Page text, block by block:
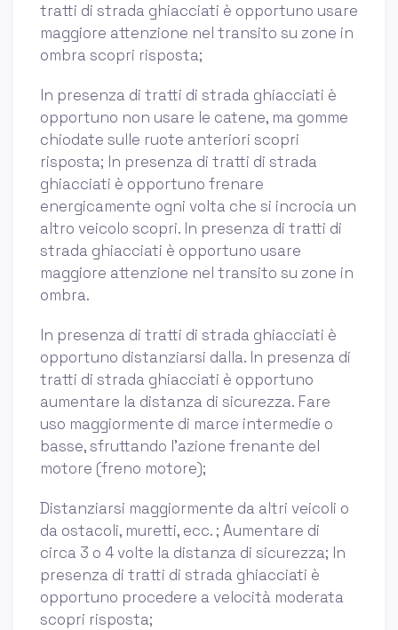
tratti di strada ghiacciati è opportuno usare
maggiore attenzione nel transito su zone in
ombra scopri risposta;
In presenza di tratti di strada ghiacciati è
opportuno non usare le catene, ma gomme
chiodate sulle ruote anteriori scopri
risposta; In presenza di tratti di strada
ghiacciati è opportuno frenare
energicamente ogni volta che si incrocia un
altro veicolo scopri. In presenza di tratti di
strada ghiacciati è opportuno usare
maggiore attenzione nel transito su zone in
ombra.
In presenza di tratti di strada ghiacciati è
opportuno distanziarsi dalla. In presenza di
tratti di strada ghiacciati è opportuno
aumentare la distanza di sicurezza. Fare
uso maggiormente di marce intermedie o
basse, sfruttando l'azione frenante del
motore (freno motore);
Distanziarsi maggiormente da altri veicoli o
da ostacoli, muretti, ecc. ; Aumentare di
circa 3 o 4 volte la distanza di sicurezza; In
presenza di tratti di strada ghiacciati è
opportuno procedere a velocità moderata
scopri risposta;